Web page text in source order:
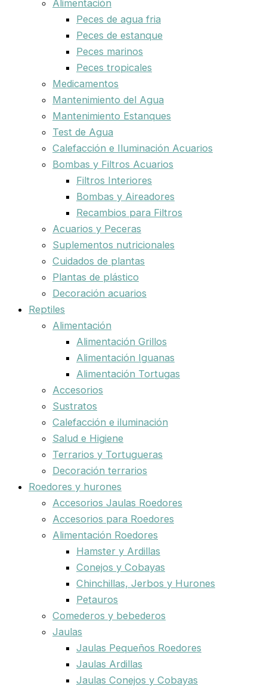
Alimentación
Peces de agua fria
Peces de estanque
Peces marinos
Peces tropicales
Medicamentos
Mantenimiento del Agua
Mantenimiento Estanques
Test de Agua
Calefacción e Iluminación Acuarios
Bombas y Filtros Acuarios
Filtros Interiores
Bombas y Aireadores
Recambios para Filtros
Acuarios y Peceras
Suplementos nutricionales
Cuidados de plantas
Plantas de plástico
Decoración acuarios
Reptiles
Alimentación
Alimentación Grillos
Alimentación Iguanas
Alimentación Tortugas
Accesorios
Sustratos
Calefacción e iluminación
Salud e Higiene
Terrarios y Tortugueras
Decoración terrarios
Roedores y hurones
Accesorios Jaulas Roedores
Accesorios para Roedores
Alimentación Roedores
Hamster y Ardillas
Conejos y Cobayas
Chinchillas, Jerbos y Hurones
Petauros
Comederos y bebederos
Jaulas
Jaulas Pequeños Roedores
Jaulas Ardillas
Jaulas Conejos y Cobayas